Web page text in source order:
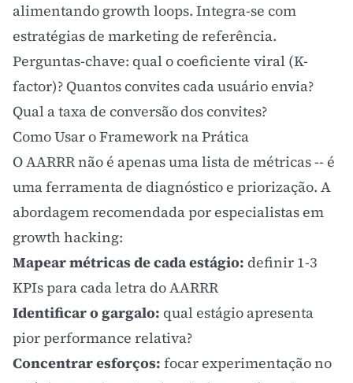
alimentando growth loops. Integra-se com
estratégias de marketing de referência.
Perguntas-chave: qual o coeficiente viral (K-
factor)? Quantos convites cada usuário envia?
Qual a taxa de conversão dos convites?
Como Usar o Framework na Prática
O AARRR não é apenas uma lista de métricas -- é
uma ferramenta de diagnóstico e priorização. A
abordagem recomendada por especialistas em
growth hacking:
Mapear métricas de cada estágio: definir 1-3
KPIs para cada letra do AARRR
Identificar o gargalo: qual estágio apresenta
pior performance relativa?
Concentrar esforços: focar experimentação no